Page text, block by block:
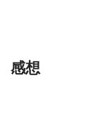
感想